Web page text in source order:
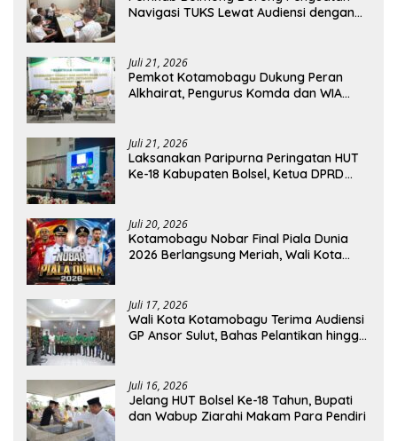
Navigasi TUKS Lewat Audiensi dengan
Juli 21, 2026
Pemkot Kotamobagu Dukung Peran
Alkhairat, Pengurus Komda dan WIA
Juli 21, 2026
Laksanakan Paripurna Peringatan HUT
Ke-18 Kabupaten Bolsel, Ketua DPRD
Juli 20, 2026
Kotamobagu Nobar Final Piala Dunia
2026 Berlangsung Meriah, Wali Kota
Juli 17, 2026
Wali Kota Kotamobagu Terima Audiensi
GP Ansor Sulut, Bahas Pelantikan hingga
Juli 16, 2026
Jelang HUT Bolsel Ke-18 Tahun, Bupati
dan Wabup Ziarahi Makam Para Pendiri